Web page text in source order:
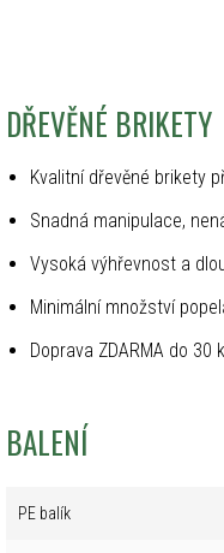
DŘEVĚNÉ BRIKETY
Kvalitní dřevěné brikety
Snadná manipulace,
Vysoká výhřevnost a
Minimální množství
Doprava ZDARMA do
BALENÍ
PE balík